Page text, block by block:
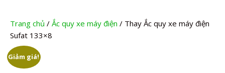
Trang chủ / Ắc quy xe máy điện / Thay Ắc quy xe máy điện
Sufat 133×8
Giảm giá!